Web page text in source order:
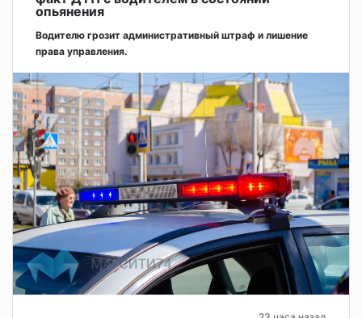
опьянения
Водителю грозит административный штраф и лишение
права управления.